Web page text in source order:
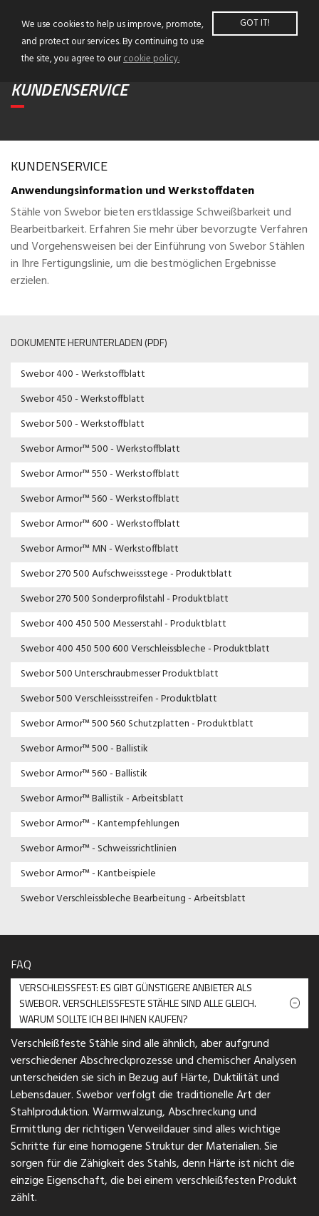
GOT IT!
We use cookies to help us improve, promote,
and protect our services. By continuing to use
the site, you agree to ourcookie policy.
KUNDENSERVICE
KUNDENSERVICE
Anwendungsinformation und Werkstoffdaten
Stähle von Swebor bieten erstklassige Schweißbarkeit und
Bearbeitbarkeit. Erfahren Sie mehr über bevorzugte Verfahren
und Vorgehensweisen bei der Einführung von Swebor Stählen
in Ihre Fertigungslinie, um die bestmöglichen Ergebnisse
erzielen.
DOKUMENTE HERUNTERLADEN (PDF)
Swebor 400 - Werkstoffblatt
Swebor 450 - Werkstoffblatt
Swebor 500 - Werkstoffblatt
Swebor Armor™ 500 - Werkstoffblatt
Swebor Armor™ 550 - Werkstoffblatt
Swebor Armor™ 560 - Werkstoffblatt
Swebor Armor™ 600 - Werkstoffblatt
Swebor Armor™ MN - Werkstoffblatt
Swebor 270 500 Aufschweissstege - Produktblatt
Swebor 270 500 Sonderprofilstahl - Produktblatt
Swebor 400 450 500 Messerstahl - Produktblatt
Swebor 400 450 500 600 Verschleissbleche - Produktblatt
Swebor 500 Unterschraubmesser Produktblatt
Swebor 500 Verschleissstreifen - Produktblatt
Swebor Armor™ 500 560 Schutzplatten - Produktblatt
Swebor Armor™ 500 - Ballistik
Swebor Armor™ 560 - Ballistik
Swebor Armor™ Ballistik - Arbeitsblatt
Swebor Armor™ - Kantempfehlungen
Swebor Armor™ - Schweissrichtlinien
Swebor Armor™ - Kantbeispiele
Swebor Verschleissbleche Bearbeitung - Arbeitsblatt
FAQ
VERSCHLEISSFEST: ES GIBT GÜNSTIGERE ANBIETER ALS
SWEBOR. VERSCHLEISSFESTE STÄHLE SIND ALLE GLEICH. W
ARUM SOLLTE ICH BEI IHNEN KAUFEN?
Verschleißfeste Stähle sind alle ähnlich, aber aufgrund
verschiedener Abschreckprozesse und chemischer Analysen
unterscheiden sie sich in Bezug auf Härte, Duktilität und
Lebensdauer. Swebor verfolgt die traditionelle Art der
Stahlproduktion. Warmwalzung, Abschreckung und
Ermittlung der richtigen Verweildauer sind alles wichtige
Schritte für eine homogene Struktur der Materialien. Sie
sorgen für die Zähigkeit des Stahls, denn Härte ist nicht die
einzige Eigenschaft, die bei einem verschleißfesten Produkt
zählt.